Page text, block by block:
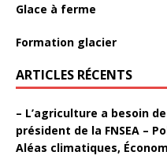
Glace à ferme
Formation glacier
ARTICLES RÉCENTS
– L’agriculture a besoin
président de la FNSEA –
Aléas climatiques,